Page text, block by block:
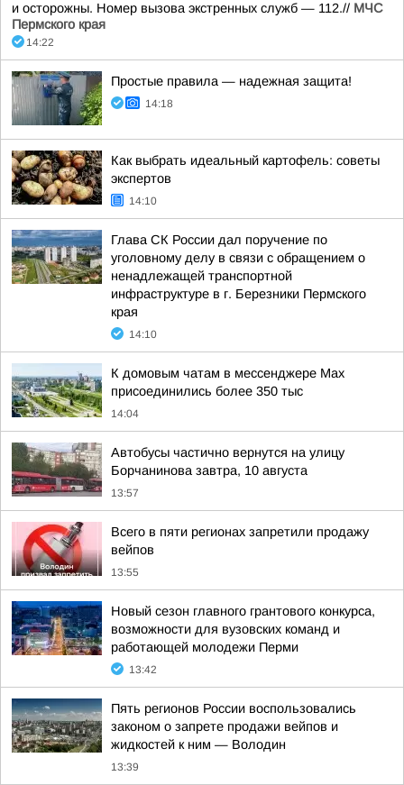
и осторожны. Номер вызова экстренных служб — 112.// МЧС
Пермского края
14:22
Простые правила — надежная защита!
14:18
Как выбрать идеальный картофель: советы
экспертов
14:10
Глава СК России дал поручение по
уголовному делу в связи с обращением о
ненадлежащей транспортной
инфраструктуре в г. Березники Пермского
края
14:10
К домовым чатам в мессенджере Max
присоединились более 350 тыс
14:04
Автобусы частично вернутся на улицу
Борчанинова завтра, 10 августа
13:57
Всего в пяти регионах запретили продажу
вейпов
13:55
Новый сезон главного грантового конкурса,
возможности для вузовских команд и
работающей молодежи Перми
13:42
Пять регионов России воспользовались
законом о запрете продажи вейпов и
жидкостей к ним — Володин
13:39